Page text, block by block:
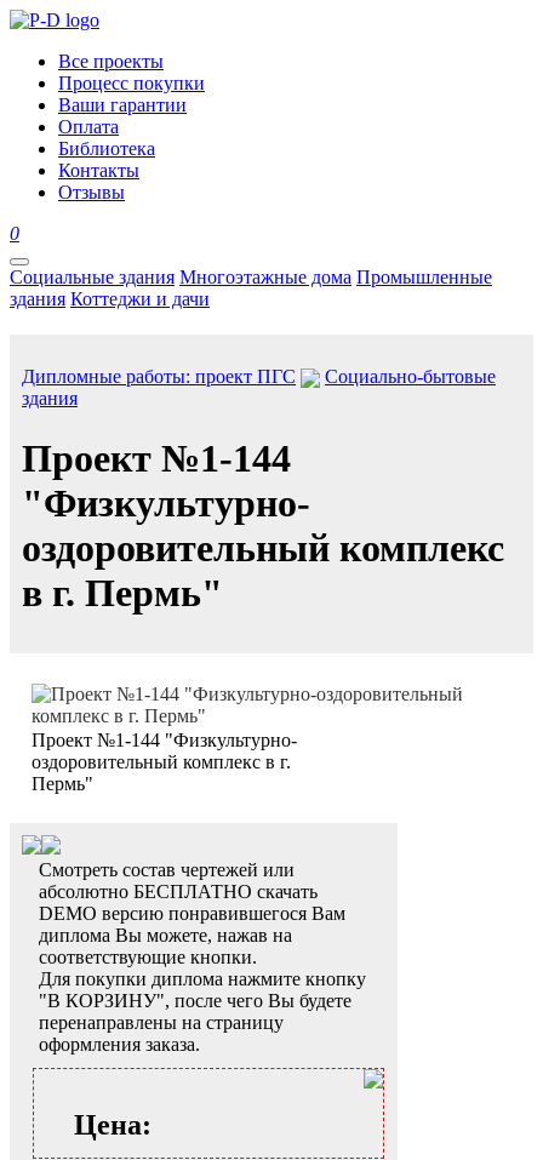
Все проекты
Процесс покупки
Ваши гарантии
Оплата
Библиотека
Контакты
Отзывы
0
Социальные здания Многоэтажные дома Промышленные
здания Коттеджи и дачи
Дипломные работы: проект ПГС
Социально-бытовые
здания
Проект №1-144
"Физкультурно-
оздоровительный комплекс
в г. Пермь"
Проект №1-144 "Физкультурно-
оздоровительный комплекс в г.
Пермь"
Смотреть состав чертежей или
абсолютно БЕСПЛАТНО скачать
DEMO версию понравившегося Вам
диплома Вы можете, нажав на
соответствующие кнопки.
Для покупки диплома нажмите кнопку
"В КОРЗИНУ", после чего Вы будете
перенаправлены на страницу
оформления заказа.
Цена: